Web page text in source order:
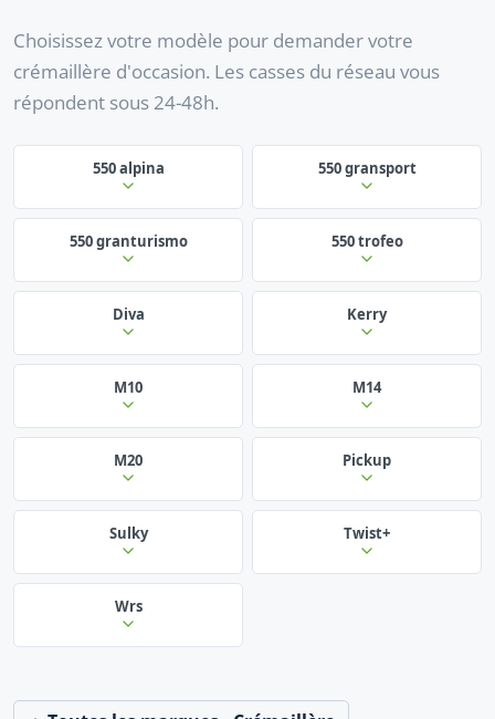
Choisissez votre modèle pour demander votre
crémaillère d'occasion. Les casses du réseau vous
répondent sous 24-48h.
550 alpina 550 gransport
550 granturismo 550 trofeo
Diva Kerry
M10 M14
M20 Pickup
Sulky Twist+
Wrs